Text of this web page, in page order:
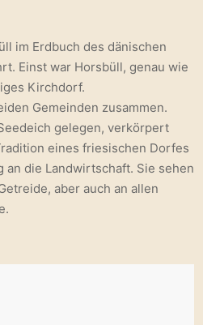
im Erdbuch des dänischen
Einst war Horsbüll, genau wie
Kirchdorf.
Gemeinden zusammen.
gelegen, verkörpert
eines friesischen Dorfes
an die Landwirtschaft. Sie sehen
aber auch an allen